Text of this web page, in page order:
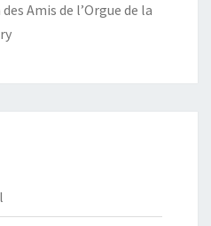
Amis de l’Orgue de la